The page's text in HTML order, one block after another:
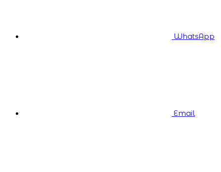
WhatsApp
Email